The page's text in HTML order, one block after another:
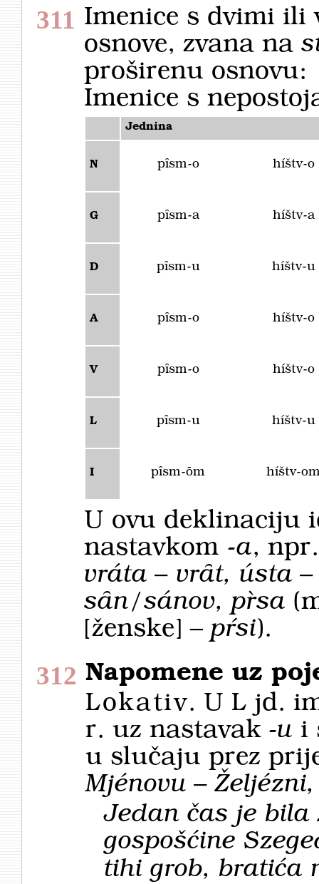
311 Imenice s dvimi ili
osnove, zvana na
proširenu osnovu:
Imenice s
Jednina
N pȋsm-o híštv-o
G pȋsm-a híštv-a
D pȋsm-u híštv-u
A pȋsm-o híštv-o
V pȋsm-o híštv-o
L pȋsm-u híštv-u
I pȋsm-ōm híštv-
U ovu deklinaciju
nastavkom -a,
vráta – vrȃt, ústa
sȃn/sánov, pȑsa
[ženske] – pŕsi).
312 Napomene uz
Lokativ. U L jd.
r. uz nastavak -u i
u slučaju prez
Mjénovu – Željézni,
Jedan čas je bila
gospošćine
tihi grob, bratića